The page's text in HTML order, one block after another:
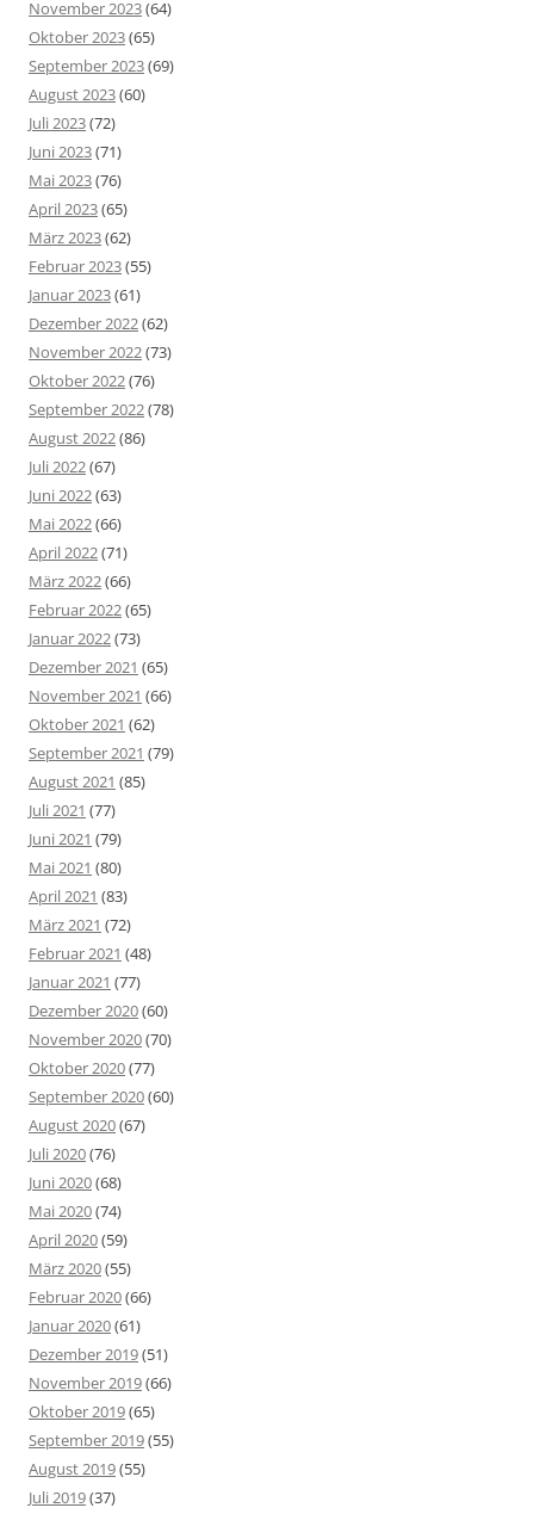
November 2023(64)
Oktober 2023(65)
September 2023(69)
August 2023(60)
Juli 2023(72)
Juni 2023(71)
Mai 2023(76)
April 2023(65)
März 2023(62)
Februar 2023(55)
Januar 2023(61)
Dezember 2022(62)
November 2022(73)
Oktober 2022(76)
September 2022(78)
August 2022(86)
Juli 2022(67)
Juni 2022(63)
Mai 2022(66)
April 2022(71)
März 2022(66)
Februar 2022(65)
Januar 2022(73)
Dezember 2021 (65)
November 2021 (66)
Oktober 2021 (62)
September 2021 (79)
August 2021 (85)
Juli 2021 (77)
Juni 2021 (79)
Mai 2021 (80)
April 2021 (83)
März 2021 (72)
Februar 2021 (48)
Januar 2021 (77)
Dezember 2020(60)
November 2020(70)
Oktober 2020(77)
September 2020(60)
August 2020(67)
Juli 2020(76)
Juni 2020(68)
Mai 2020(74)
April 2020(59)
März 2020(55)
Februar 2020(66)
Januar 2020(61)
Dezember 2019(51)
November 2019(66)
Oktober 2019(65)
September 2019(55)
August 2019(55)
Juli 2019(37)